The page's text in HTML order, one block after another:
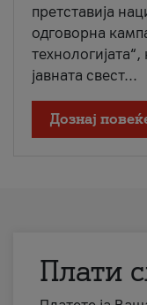
претставија
одговорна
јавната свест...
Дознај
Плати